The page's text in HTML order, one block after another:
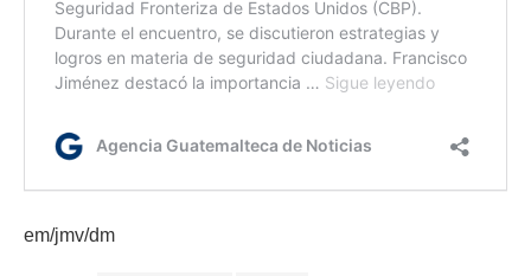
em/jmv/dm